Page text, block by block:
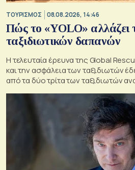
ΤΟΥΡΙΣΜΟΣ 08.08.2026, 14:46
Πώς το «YOLO» αλλάζει
ταξιδιωτικών δαπανών
Η τελευταία έρευνα της Global
και την ασφάλεια των ταξιδιωτών
από τα δύο τρίτα των ταξιδιωτών